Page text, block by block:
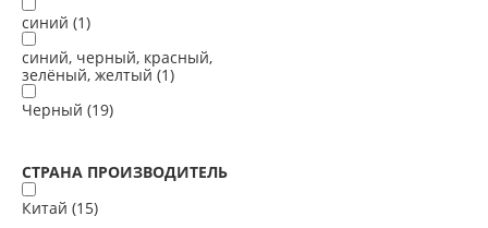
синий (1)
синий, черный, красный,
зелёный, желтый (1)
Черный (19)
СТРАНА ПРОИЗВОДИТЕЛЬ
Китай (15)